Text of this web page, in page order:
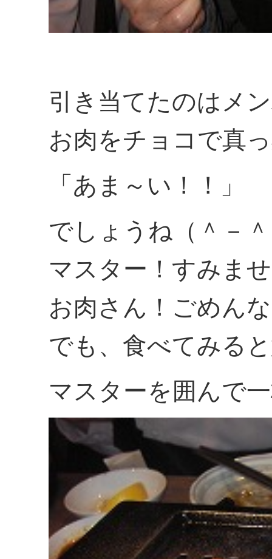
引き当てたのはメ
お肉をチョコで真
「あま～い！！」
でしょうね（＾－
マスター！すみま
お肉さん！ごめん
でも、食べてみる
マスターを囲ん